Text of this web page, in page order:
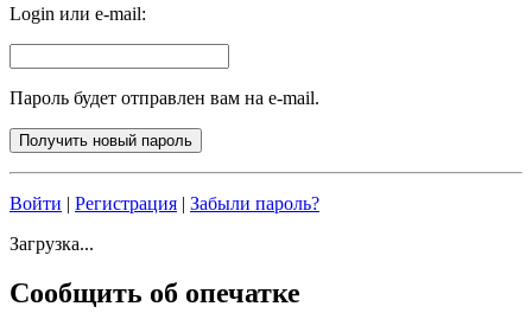
Login или e-mail:
Пароль будет отправлен вам на e-mail.
Войти | Регистрация | Забыли пароль?
Загрузка...
Сообщить об опечатке